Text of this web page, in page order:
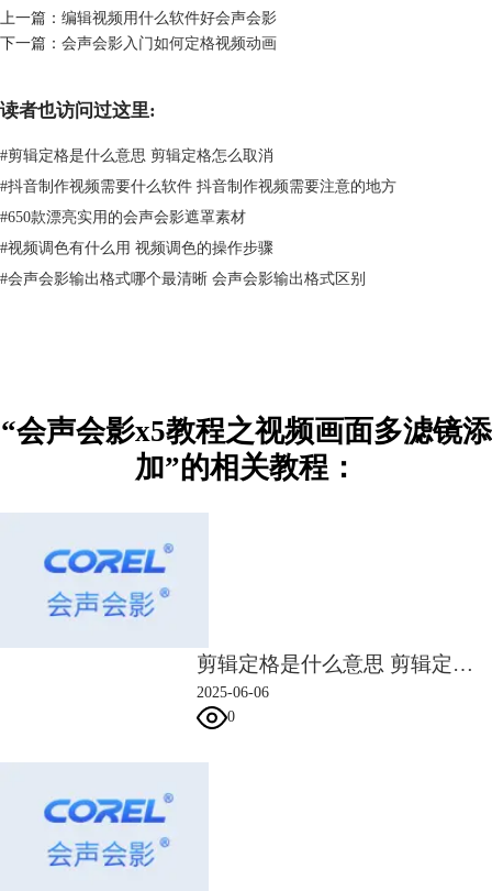
材上，这样第一个滤镜效果就已经添加完毕。
4. 然后我们在刚才的素材库中选择第二个我们需要添加的滤镜效果，比
如“星形”，按照上述方法，添加到刚刚的素材中，已经添加好的滤镜效果
框，在里面选出自己想要的滤镜样式。
上一篇： 编辑视频用什么软件好会声会影
下一篇： 会声会影入门如何定格视频动画
读者也访问过这里:
#剪辑定格是什么意思 剪辑定格怎么取消
#抖音制作视频需要什么软件 抖音制作视频需要注意的地方
#650款漂亮实用的会声会影遮罩素材
#视频调色有什么用 视频调色的操作步骤
#会声会影输出格式哪个最清晰 会声会影输出格式区别
“会声会影x5教程之视频画面多滤镜添
加”的相关教程：
剪辑定格是什么意思 剪辑定格怎么取消
2025-06-06
0